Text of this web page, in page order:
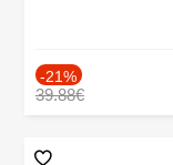
-21%
39.88€